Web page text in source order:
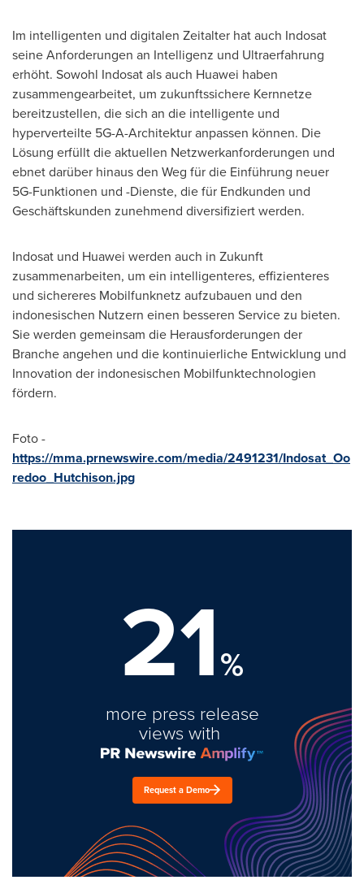
Im intelligenten und digitalen Zeitalter hat auch Indosat
seine Anforderungen an Intelligenz und Ultraerfahrung
erhöht. Sowohl Indosat als auch Huawei haben
zusammengearbeitet, um zukunftssichere Kernnetze
bereitzustellen, die sich an die intelligente und
hyperverteilte 5G-A-Architektur anpassen können. Die
Lösung erfüllt die aktuellen Netzwerkanforderungen und
ebnet darüber hinaus den Weg für die Einführung neuer
5G-Funktionen und -Dienste, die für Endkunden und
Geschäftskunden zunehmend diversifiziert werden.
Indosat und Huawei werden auch in Zukunft
zusammenarbeiten, um ein intelligenteres, effizienteres
und sichereres Mobilfunknetz aufzubauen und den
indonesischen Nutzern einen besseren Service zu bieten.
Sie werden gemeinsam die Herausforderungen der
Branche angehen und die kontinuierliche Entwicklung und
Innovation der indonesischen Mobilfunktechnologien
fördern.
Foto -
https://mma.prnewswire.com/media/2491231/Indosat_Oo
redoo_Hutchison.jpg
21%
more press release
views with
Request a Demo